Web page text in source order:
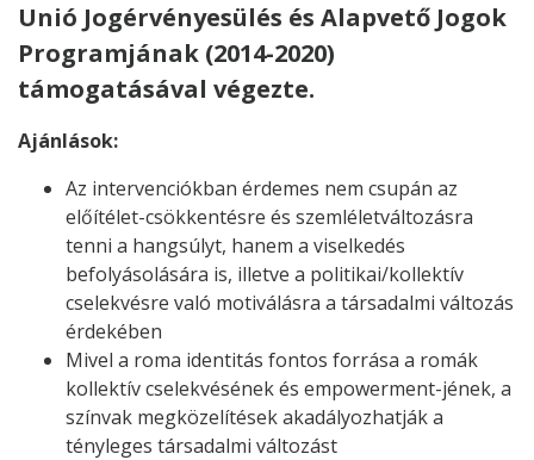
Unió Jogérvényesülés és Alapvető Jogok
Programjának (2014-2020)
támogatásával végezte.
Ajánlások:
Az intervenciókban érdemes nem csupán az
előítélet-csökkentésre és szemléletváltozásra
tenni a hangsúlyt, hanem a viselkedés
befolyásolására is, illetve a politikai/kollektív
cselekvésre való motiválásra a társadalmi változás
érdekében
Mivel a roma identitás fontos forrása a romák
kollektív cselekvésének és empowerment-jének, a
színvak megközelítések akadályozhatják a
tényleges társadalmi változást